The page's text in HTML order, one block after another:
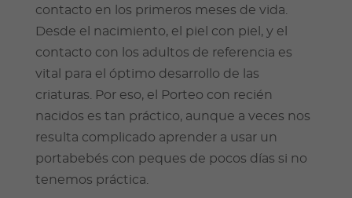
contacto en los primeros meses de vida.
Desde el nacimiento, el piel con piel, y el
contacto con los adultos de referencia es
vital para el óptimo desarrollo de las
criaturas. Por eso, el Porteo con recién
nacidos es tan práctico, aunque a veces nos
resulta complicado aprender a usar un
portabebés con peques de pocos días si no
tenemos práctica.